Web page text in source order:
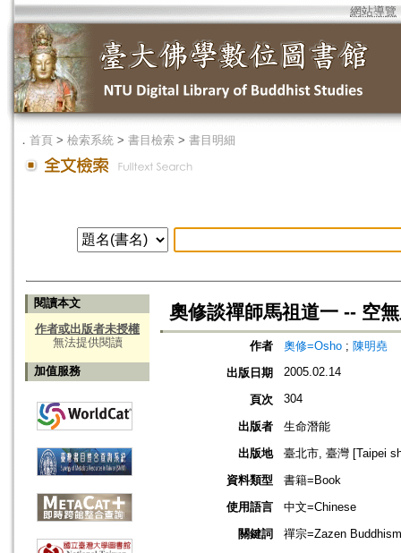
網站導覽
． 首頁 > 檢索系統 > 書目檢索 > 書目明細
閱讀本文
作者或出版者未授權
無法提供閱讀
加值服務
奧修談禪師馬祖道一 -- 空
作者 奧修=Osho ; 陳明堯
出版日期
2005.02.14
頁次 304
出版者
生命潛能
出版地
臺北市, 臺灣 [Taipei
資料類型
書籍=Book
使用語言
中文=Chinese
關鍵詞
禪宗=Zazen